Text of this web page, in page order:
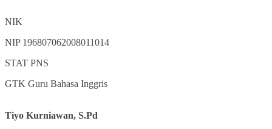
NIK
NIP 196807062008011014
STAT PNS
GTK Guru Bahasa Inggris
Tiyo Kurniawan, S.Pd